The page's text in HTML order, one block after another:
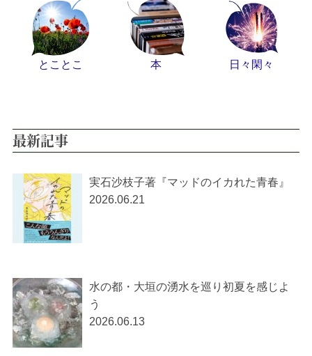
とことこ 本 日々閑々
最新記事
実石沙枝子著『マッドのイカれた青春』
2026.06.21
水の都・大垣の湧水を巡り初夏を感じよ
う
2026.06.13